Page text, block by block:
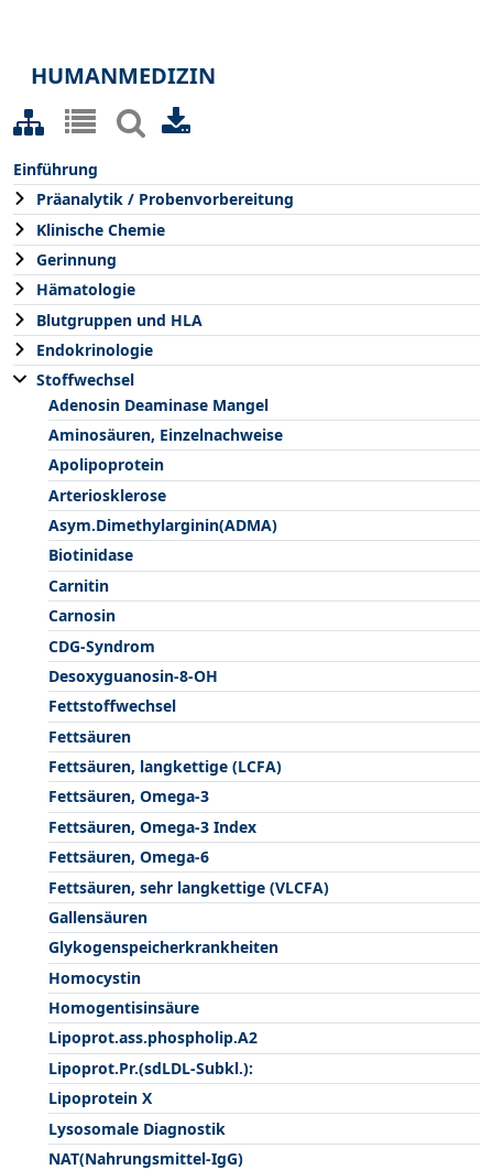
HUMANMEDIZIN
Einführung
Präanalytik / Probenvorbereitung
Klinische Chemie
Gerinnung
Hämatologie
Blutgruppen und HLA
Endokrinologie
Stoffwechsel
Adenosin Deaminase Mangel
Aminosäuren, Einzelnachweise
Apolipoprotein
Arteriosklerose
Asym.Dimethylarginin(ADMA)
Biotinidase
Carnitin
Carnosin
CDG-Syndrom
Desoxyguanosin-8-OH
Fettstoffwechsel
Fettsäuren
Fettsäuren, langkettige (LCFA)
Fettsäuren, Omega-3
Fettsäuren, Omega-3 Index
Fettsäuren, Omega-6
Fettsäuren, sehr langkettige (VLCFA)
Gallensäuren
Glykogenspeicherkrankheiten
Homocystin
Homogentisinsäure
Lipoprot.ass.phospholip.A2
Lipoprot.Pr.(sdLDL-Subkl.):
Lipoprotein X
Lysosomale Diagnostik
NAT(Nahrungsmittel-IgG)